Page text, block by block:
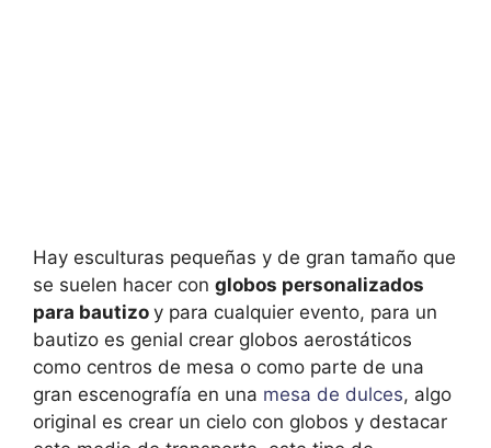
Hay esculturas pequeñas y de gran tamaño que
se suelen hacer con globos personalizados
para bautizo y para cualquier evento, para un
bautizo es genial crear globos aerostáticos
como centros de mesa o como parte de una
gran escenografía en una mesa de dulces, algo
original es crear un cielo con globos y destacar